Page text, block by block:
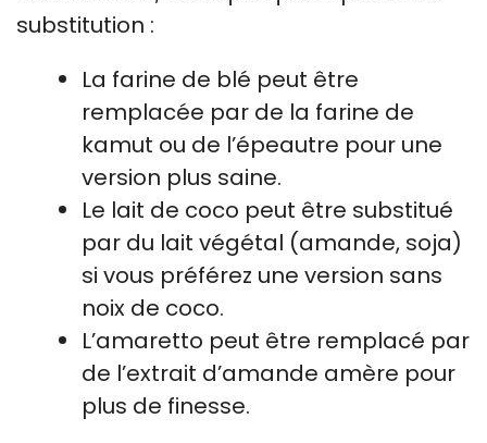
substitution :
La farine de blé peut être
remplacée par de la farine de
kamut ou de l’épeautre pour une
version plus saine.
Le lait de coco peut être substitué
par du lait végétal (amande, soja)
si vous préférez une version sans
noix de coco.
L’amaretto peut être remplacé par
de l’extrait d’amande amère pour
plus de finesse.